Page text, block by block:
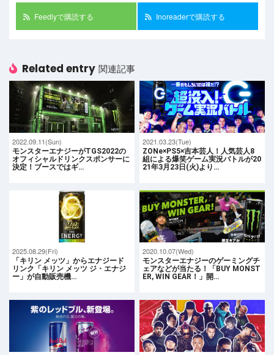
Feedlyで購読する Inoreaderで購読する
Related entry 関連記事
2022.09.11(Sun)
モンスターエナジーがTGS2022の
オフィシャルドリンクスポンサーに
決定！ブースではギ…
2021.03.23(Tue)
ZONe×PS5×吉本芸人！人気芸人8
組による爆笑ゲーム実況バトルが20
21年3月23日(火)より…
2025.08.29(Fri)
「キリン メッツ」からエナジード
リンク「キリン メッツ ジ・エナジ
ー」が自動販売機…
2020.10.07(Wed)
モンスターエナジーのゲーミングチ
ェアなどが当たる！「BUY MONST
ER, WIN GEAR！」開…